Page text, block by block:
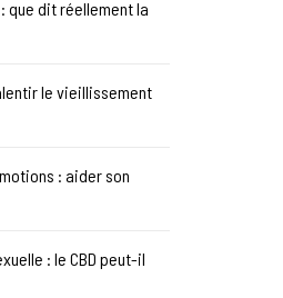
que dit réellement la
le vieillissement
: aider son
: le CBD peut-il